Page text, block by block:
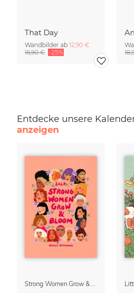
That Day
Wandbilder ab 12,90 €
16,90 € -25%
Entdecke unsere
anzeigen
Strong Women Grow & Bloom Kalender 2027